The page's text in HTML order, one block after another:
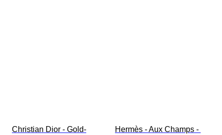
Christian Dior - Gold- Hermès - Aux Champs -